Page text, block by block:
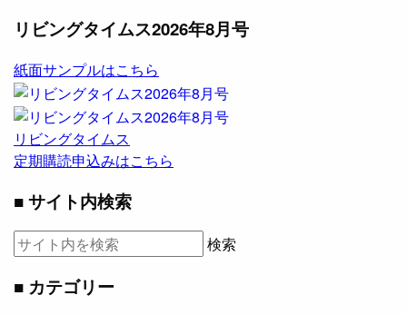
リビングタイムス2026年8月号
紙面サンプルはこちら
リビングタイムス
定期購読申込みはこちら
■ サイト内検索
検索
■ カテゴリー